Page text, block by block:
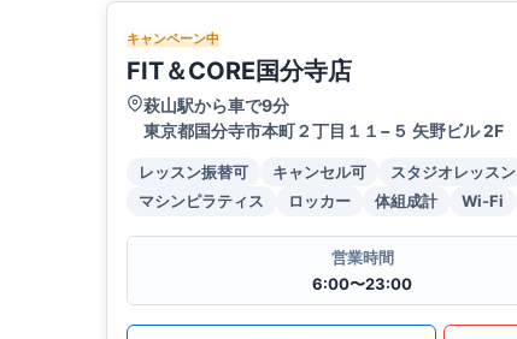
キャンペーン中
FIT＆CORE国分寺店
萩山駅から車で9分
東京都国分寺市本町２丁目１１−５ 矢野ビル 2F
レッスン振替可 キャンセル可 スタジオレッスン
マシンピラティス
ロッカー 体組成計 Wi-Fi
営業時間
6:00〜23:00